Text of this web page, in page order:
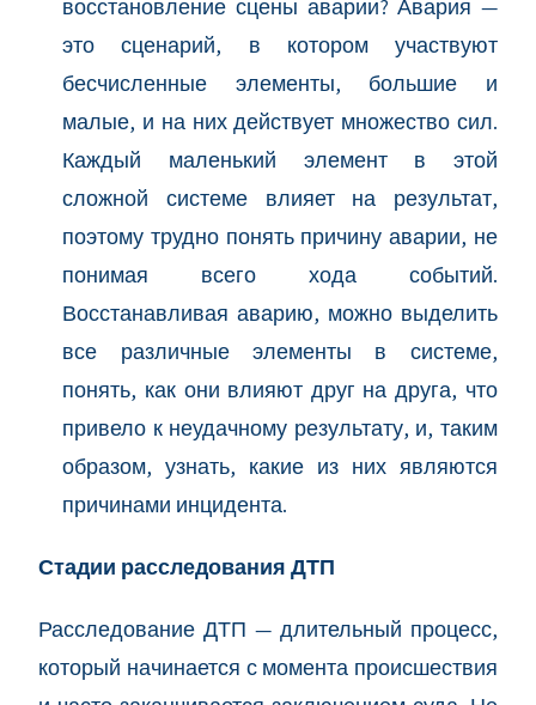
восстановление сцены аварии? Авария —
это сценарий, в котором участвуют
бесчисленные элементы, большие и
малые, и на них действует множество сил.
Каждый маленький элемент в этой
сложной системе влияет на результат,
поэтому трудно понять причину аварии, не
понимая всего хода событий.
Восстанавливая аварию, можно выделить
все различные элементы в системе,
понять, как они влияют друг на друга, что
привело к неудачному результату, и, таким
образом, узнать, какие из них являются
причинами инцидента.
Стадии расследования ДТП
Расследование ДТП — длительный процесс,
который начинается с момента происшествия